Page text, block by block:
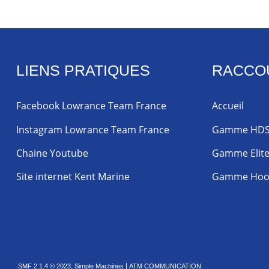
LIENS PRATIQUES
Facebook Lowrance Team France
Instagram Lowrance Team France
Chaine Youtube
Site internet Kent Marine
Accueil
Gamme HDS
Gamme Elite
Gamme
SMF 2.1.4 © 2023, Simple Machines ATM COMMUNICATION